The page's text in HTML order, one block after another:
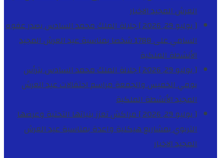
العرش المجيدالاخبار
[ يوليو 29, 2026 ]
جلالة الملك محمد السادس يصدر عفوه
السامي على 1788 شخصا بمناسبة عيد العرش المجيد
الأنشطة الملكية
[ يوليو 29, 2026 ]
جلالة الملك محمد السادس يترأس
يومي الخميس والجمعة مراسم احتفالات عيد العرش
المجيدالأنشطة الملكية
[ يوليو 29, 2026 ]
مراكش تعزز بنياتها التحتية وعرضها
التربوي بمشاريع هيكلية واعدة بمناسبة عيد العرش
المجيدالاخبار